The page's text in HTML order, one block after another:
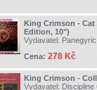
King Crimson -
Edition, 10")
Vydavatel: Panegyric
Cena: 278 Kč
King Crimson -
Vydavatel: Discipline